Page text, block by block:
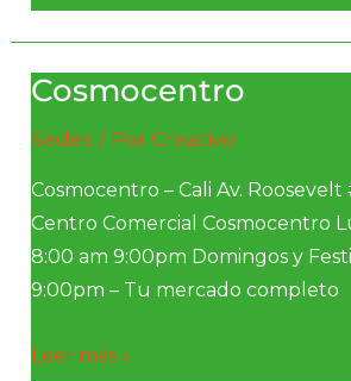
Cosmocentro
Sedes / PorCreativo
Cosmocentro – Cali Av. Roosevelt
Centro Comercial Cosmocentro
8:00 am 9:00pm Domingos y
9:00pm – Tu mercado completo
Cosmocentro
Leer más »